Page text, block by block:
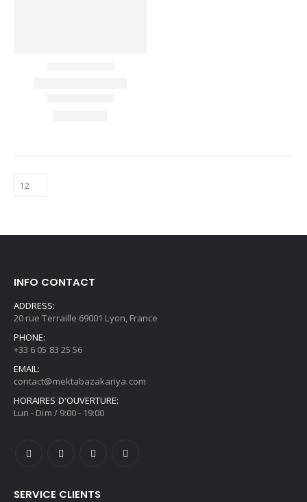
INFO CONTACT
ADDRESS:
20 rue Terraille 69001 Lyon, France
PHONE:
+33 6 05 83 25 56
EMAIL:
contact@mektabazakariya.com
HORAIRES D'OUVERTURE:
Lun - Dim / 9:00 - 19:00
SERVICE CLIENTS